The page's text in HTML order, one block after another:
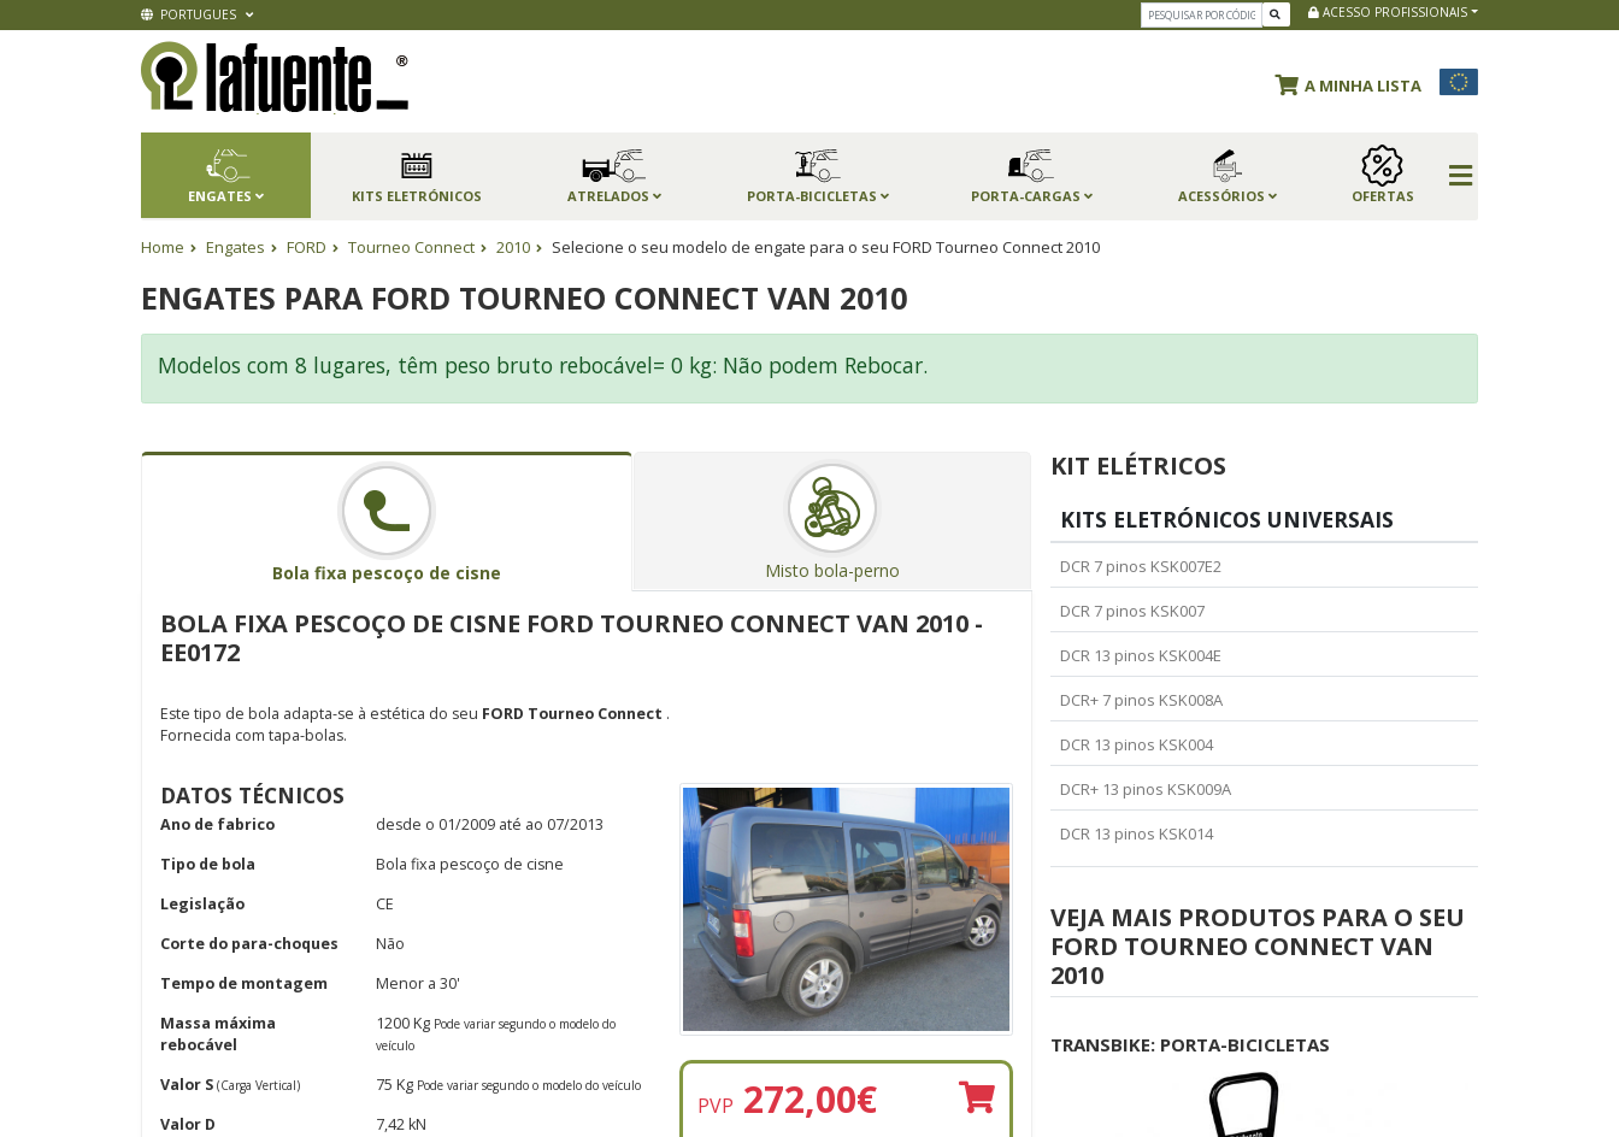
PORTUGUES ACESSO PROFISSIONAIS
A MINHA LISTA
ENGATES KITS ELETRÓNICOS ATRELADOS PORTA-BICICLETAS PORTA-CARGAS ACESSÓRIOS OFERTAS
Home Engates FORD Tourneo Connect 2010 Selecione o seu modelo de engate para o seu FORD Tourneo Connect 2010
ENGATES PARA FORD TOURNEO CONNECT VAN 2010
Modelos com 8 lugares, têm peso bruto rebocável= 0 kg: Não podem Rebocar.
Bola fixa pescoço de cisne Misto bola-perno
BOLA FIXA PESCOÇO DE CISNE FORD TOURNEO CONNECT VAN 2010 -
EE0172
Este tipo de bola adapta-se à estética do seu FORD Tourneo Connect .
Fornecida com tapa-bolas.
DATOS TÉCNICOS
Ano de fabrico
desde o 01/2009 até ao 07/2013
Tipo de bola
Bola fixa pescoço de cisne
Legislação
CE
Corte do para-choques
Não
Tempo de montagem
Menor a 30'
Massa máxima
rebocável
1200 Kg Pode variar segundo o modelo do
veículo
Valor S (Carga Vertical) 75 Kg Pode variar segundo o modelo do veículo
Valor D
7,42 kN
PVP 272,00€
KIT ELÉTRICOS
KITS ELETRÓNICOS UNIVERSAIS
DCR 7 pinos KSK007E2
DCR 7 pinos KSK007
DCR 13 pinos KSK004E
DCR+ 7 pinos KSK008A
DCR 13 pinos KSK004
DCR+ 13 pinos KSK009A
DCR 13 pinos KSK014
VEJA MAIS PRODUTOS PARA O SEU
FORD TOURNEO CONNECT VAN
2010
TRANSBIKE: PORTA-BICICLETAS